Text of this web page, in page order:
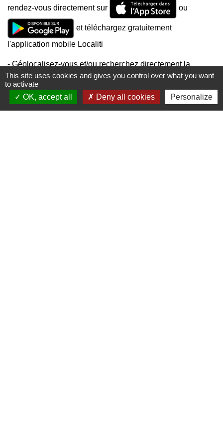
rendez-vous directement sur
ou
et téléchargez gratuitement
l'application mobile Localiti
- Géolocalisez-vous et/ou recherchez directement la
localité "55000" ou " Longeville-en-Barrois"
- Abonnez-vous à nos informations en nous enregistrant
favorite
This site uses cookies and gives you control over what you want
to activate
OK, accept all
Deny all cookies Personalize